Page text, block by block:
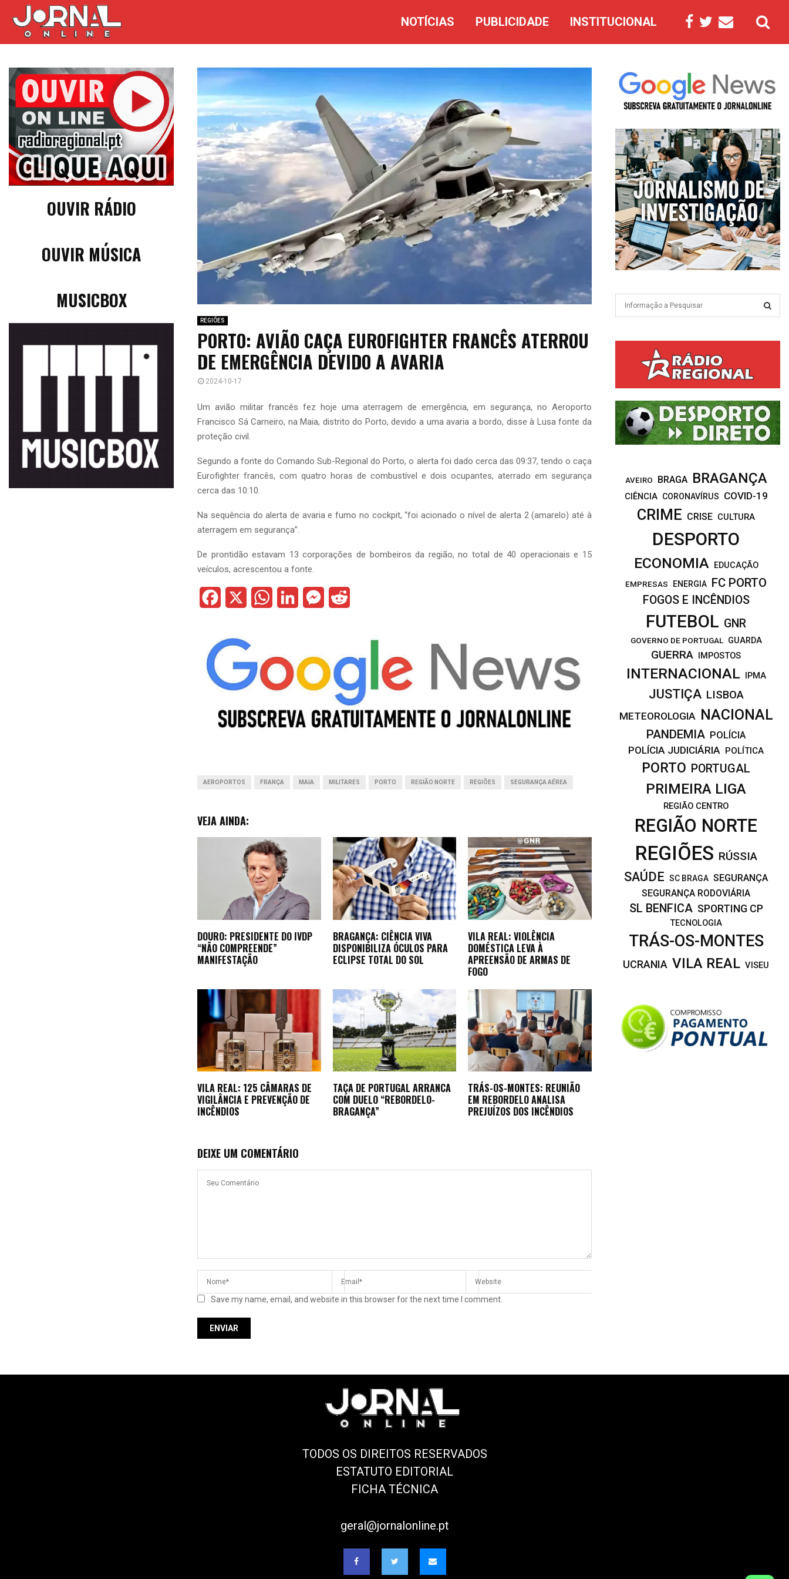
NOTÍCIAS PUBLICIDADE INSTITUCIONAL
REGIÕES
PORTO: AVIÃO CAÇA EUROFIGHTER FRANCÊS ATERROU
DE EMERGÊNCIA DEVIDO A AVARIA
2024-10-17
Um avião militar francês fez hoje uma aterragem de emergência, em segurança, no Aeroporto
Francisco Sá Carneiro, na Maia, distrito do Porto, devido a uma avaria a bordo, disse à Lusa fonte da
proteção civil.
Segundo a fonte do Comando Sub-Regional do Porto, o alerta foi dado cerca das 09:37, tendo o caça
Eurofighter francês, com quatro horas de combustível e dois ocupantes, aterrado em segurança
cerca das 10:10.
Na sequência do alerta de avaria e fumo no cockpit, “foi acionado o nível de alerta 2 (amarelo) até à
aterragem em segurança”.
De prontidão estavam 13 corporações de bombeiros da região, no total de 40 operacionais e 15
veículos, acrescentou a fonte.
c
b
o
W
t
s
p
k
e
I
M
s
e
g
d
i
t
AEROPORTOS FRANÇA MAIA MILITARES PORTO REGIÃO NORTE REGIÕES SEGURANÇA AÉREA
VEJA AINDA:
DOURO: PRESIDENTE DO IVDP
“NÃO COMPREENDE”
MANIFESTAÇÃO
BRAGANÇA: CIÊNCIA VIVA
DISPONIBILIZA ÓCULOS PARA
ECLIPSE TOTAL DO SOL
VILA REAL: VIOLÊNCIA
DOMÉSTICA LEVA À
APREENSÃO DE ARMAS DE
FOGO
VILA REAL: 125 CÂMARAS DE
VIGILÂNCIA E PREVENÇÃO DE
INCÊNDIOS
TAÇA DE PORTUGAL ARRANCA
COM DUELO “REBORDELO-
BRAGANÇA”
TRÁS-OS-MONTES: REUNIÃO
EM REBORDELO ANALISA
PREJUÍZOS DOS INCÊNDIOS
DEIXE UM COMENTÁRIO
Save my name, email, and website in this browser for the next time I comment.
OUVIR RÁDIO
OUVIR MÚSICA
MUSICBOX
o
r
:
R
C
H
AVEIRO BRAGA BRAGANÇA
CIÊNCIA CORONAVÍRUS COVID-19
CRIME CRISE CULTURA
DESPORTO
ECONOMIA
EDUCAÇÃO
EMPRESAS
ENERGIA FC PORTO
FOGOS E INCÊNDIOS
FUTEBOL GNR
GOVERNO DE PORTUGAL GUARDA
GUERRA IMPOSTOS
INTERNACIONAL IPMA
JUSTIÇA LISBOA
METEOROLOGIA NACIONAL
PANDEMIA POLÍCIA
POLÍCIA JUDICIÁRIA POLÍTICA
PORTO PORTUGAL
PRIMEIRA LIGA
REGIÃO CENTRO
REGIÃO NORTE
REGIÕES RÚSSIA
SAÚDE SC BRAGA SEGURANÇA
SEGURANÇA RODOVIÁRIA
SL BENFICA SPORTING CP
TECNOLOGIA
TRÁS-OS-MONTES
UCRANIA VILA REAL VISEU
TODOS OS DIREITOS RESERVADOS
ESTATUTO EDITORIAL
FICHA TÉCNICA
geral@jornalonline.pt